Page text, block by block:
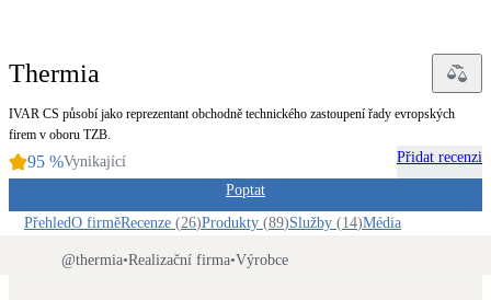
Zateplení
Thermia
IVAR CS působí jako reprezentant obchodně technického zastoupení řady evropských
firem v oboru TZB.
95 %Vynikající
Přidat recenzi
Poptat
PřehledO firměRecenze (26)Produkty (89)Služby (14)Média
@thermia•Realizační firma•Výrobce